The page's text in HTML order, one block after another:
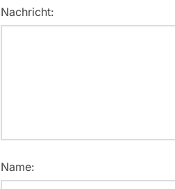
Nachricht:
Name: